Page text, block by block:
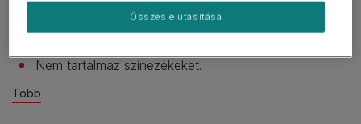
egészséges emésztést.
Fajtától és mérettől függetlenül adható.
Nem tartalmaz színezékeket.
Több
Összes elutasítása